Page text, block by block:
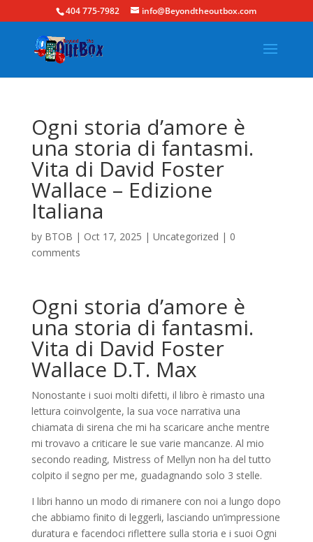
404 775-7982 info@Beyondtheoutbox.com
Ogni storia d’amore è
una storia di fantasmi.
Vita di David Foster
Wallace – Edizione
Italiana
by BTOB | Oct 17, 2025 | Uncategorized | 0
comments
Ogni storia d’amore è
una storia di fantasmi.
Vita di David Foster
Wallace D.T. Max
Nonostante i suoi molti difetti, il libro è rimasto una
lettura coinvolgente, la sua voce narrativa una
chiamata di sirena che mi ha scaricare anche mentre
mi trovavo a criticare le sue varie mancanze. Al mio
secondo reading, Mistress of Mellyn non ha del tutto
colpito il segno per me, guadagnando solo 3 stelle.
I libri hanno un modo di rimanere con noi a lungo dopo
che abbiamo finito di leggerli, lasciando un’impressione
duratura e facendoci riflettere sulla storia e i suoi Ogni